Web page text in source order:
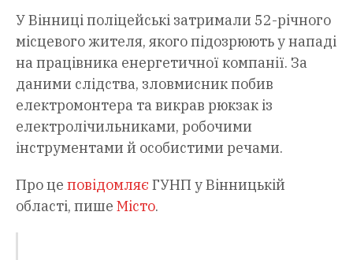
У Вінниці поліцейські затримали 52-річного
місцевого жителя, якого підозрюють у нападі
на працівника енергетичної компанії. За
даними слідства, зловмисник побив
електромонтера та викрав рюкзак із
електролічильниками, робочими
інструментами й особистими речами.
Про це повідомляє ГУНП у Вінницькій
області, пише Місто.